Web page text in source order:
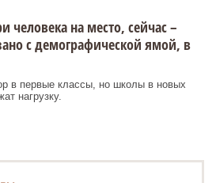
на место, сейчас –
с демографической ямой, в
в первые классы, но школы в новых
нагрузку.